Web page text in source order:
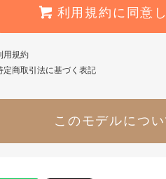
利用規約に同意
用規約
定商取引法に基づく表記
このモデルにつ